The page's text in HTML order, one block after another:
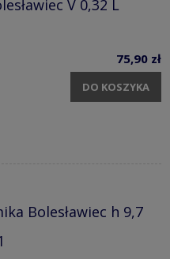
V 0,32 L
75,90 zł
DO KOSZYKA
Bolesławiec h 9,7